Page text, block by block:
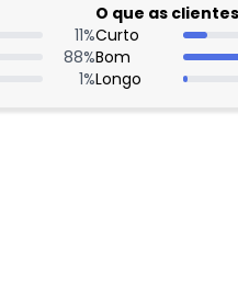
11%
88%
1%
O que as
Curto
Bom
Longo
Digite seu e-mail
Telefone
Privacidade